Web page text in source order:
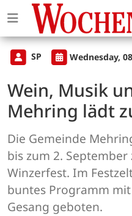
SP Wednesday,
Wein, Musik
Mehring lädt
Die Gemeinde
bis zum 2.
Winzerfest. Im
buntes Programm
Gesang geboten.